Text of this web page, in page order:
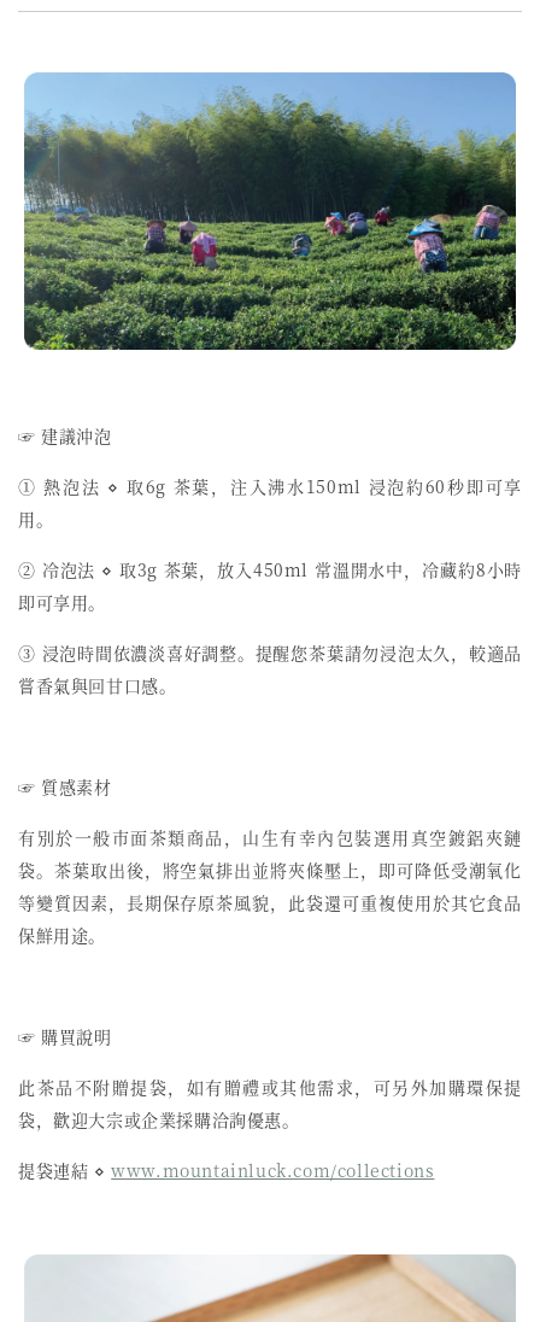
☞ 建議沖泡
① 熱泡法 ⋄ 取6g 茶葉，注入沸水150ml 浸泡約60秒即可享
用。
② 冷泡法 ⋄ 取3g 茶葉，放入450ml 常溫開水中，冷藏約8小時
即可享用。
③ 浸泡時間依濃淡喜好調整。提醒您茶葉請勿浸泡太久，較適品
嘗香氣與回甘口感。
☞ 質感素材
有別於一般市面茶類商品，山生有幸內包裝選用真空鍍鋁夾鏈
袋。茶葉取出後，將空氣排出並將夾條壓上，即可降低受潮氧化
等變質因素，長期保存原茶風貌，此袋還可重複使用於其它食品
保鮮用途。
☞ 購買說明
此茶品不附贈提袋，如有贈禮或其他需求，可另外加購環保提
袋，歡迎大宗或企業採購洽詢優惠。
提袋連結 ⋄www.mountainluck.com/collections